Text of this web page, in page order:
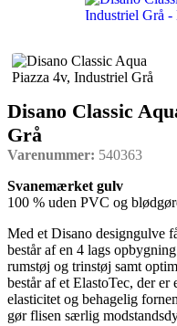
Disano Classic
Grå
Varenummer: 540363
Svanemærket gulv
100 % uden PVC og
Med et Disano designgulve
består af en 4 lags
rumstøj og trinstøj samt
består af et ElastoTec, der er
elasticitet og behagelig
gør flisen særlig